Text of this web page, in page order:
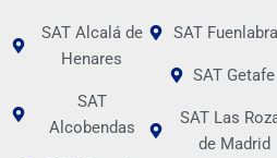
SAT Alcalá de
Henares
SAT
Alcobendas
SAT
SAT Getafe
SAT Las
de Madrid